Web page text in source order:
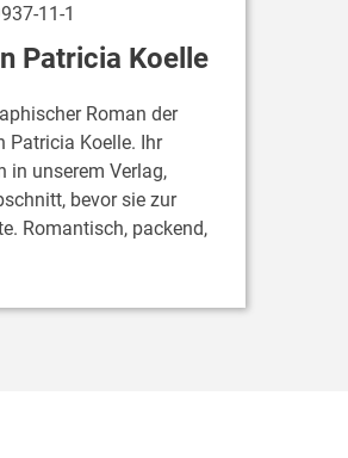
11-1
Patricia Koelle
Roman der
Patricia Koelle. Ihr
in unserem Verlag,
bevor sie zur
Romantisch, packend,